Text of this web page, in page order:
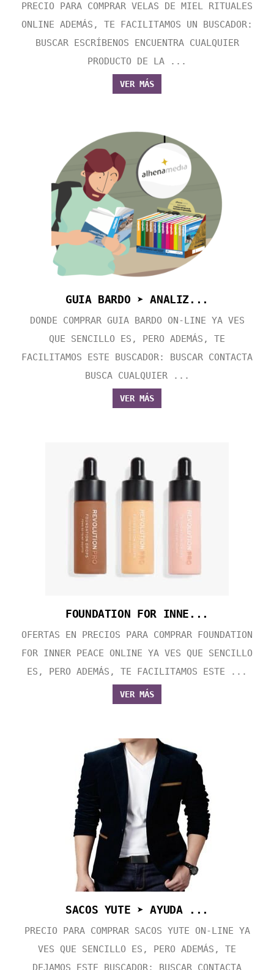
PRECIO PARA COMPRAR VELAS DE MIEL RITUALES
ONLINE ADEMÁS, TE FACILITAMOS UN BUSCADOR:
BUSCAR ESCRÍBENOS ENCUENTRA CUALQUIER
PRODUCTO DE LA ...
VER MÁS
GUIA BARDO ➤ ANALIZ...
DONDE COMPRAR GUIA BARDO ON-LINE YA VES
QUE SENCILLO ES, PERO ADEMÁS, TE
FACILITAMOS ESTE BUSCADOR: BUSCAR CONTACTA
BUSCA CUALQUIER ...
VER MÁS
FOUNDATION FOR INNE...
OFERTAS EN PRECIOS PARA COMPRAR FOUNDATION
FOR INNER PEACE ONLINE YA VES QUE SENCILLO
ES, PERO ADEMÁS, TE FACILITAMOS ESTE ...
VER MÁS
SACOS YUTE ➤ AYUDA ...
PRECIO PARA COMPRAR SACOS YUTE ON-LINE YA
VES QUE SENCILLO ES, PERO ADEMÁS, TE
DEJAMOS ESTE BUSCADOR: BUSCAR CONTACTA